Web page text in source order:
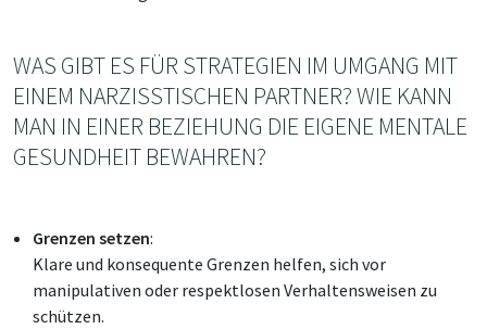
WAS GIBT ES FÜR STRATEGIEN IM UMGANG MIT
EINEM NARZISSTISCHEN PARTNER? WIE KANN
MAN IN EINER BEZIEHUNG DIE EIGENE MENTALE
GESUNDHEIT BEWAHREN?
Grenzen setzen:
Klare und konsequente Grenzen helfen, sich vor
manipulativen oder respektlosen Verhaltensweisen zu
schützen.